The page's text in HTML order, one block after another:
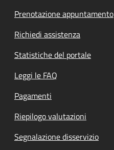
Prenotazione appuntamento
Richiedi assistenza
Statistiche del portale
Leggi le FAQ
Pagamenti
Riepilogo valutazioni
Segnalazione disservizio